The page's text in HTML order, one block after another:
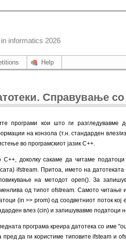
informatics 2026
Help
Справување со
програми кои што ги
на конзола (т.н. стандарден влез/
во програмскиот јазик C++.
C++, доколку сакаме да читаме
ifstream. Притоа, името на
на методот open(). За
од типот ofstream. Самото читање
(in >> prom) од соодветниот поток
влез (cin) и запишувавме податоци
програма креира датотека со име
пред да ги користиме типовите ifsteam и